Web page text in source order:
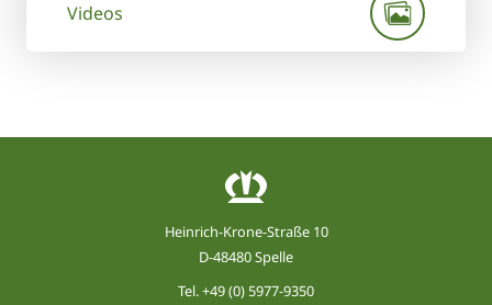
Videos
Heinrich-Krone-Straße 10
D-48480 Spelle
Tel.+49 (0) 5977-9350